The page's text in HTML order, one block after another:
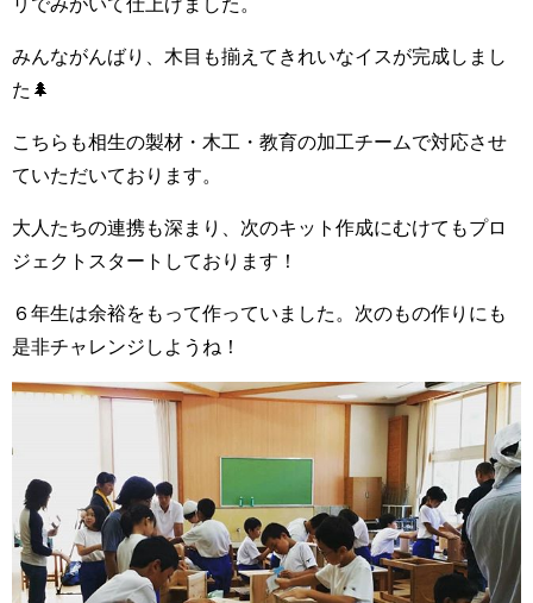
みんながんばり、木目も揃えてきれいなイスが完成しまし
た🌲
こちらも相生の製材・木工・教育の加工チームで対応させ
ていただいております。
大人たちの連携も深まり、次のキット作成にむけてもプロ
ジェクトスタートしております！
６年生は余裕をもって作っていました。次のもの作りにも
是非チャレンジしようね！